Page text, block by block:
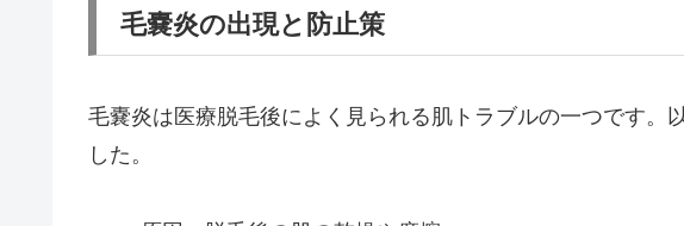
毛嚢炎の出現と防止策
毛嚢炎は医療脱毛後によく見られる肌トラブルの一つです。
した。